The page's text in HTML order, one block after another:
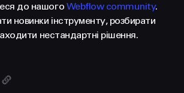
до нашого Webflow community.
новинки інструменту, розбирати
нестандартні рішення.